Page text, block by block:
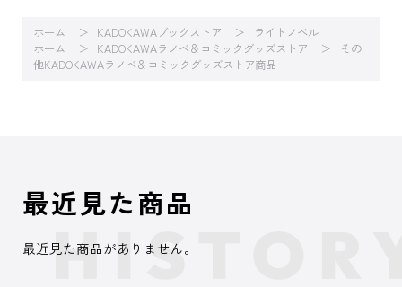
ホーム KADOKAWAブックストア
ライトノベル
ホーム
KADOKAWAラノベ＆コミックグッズストア
その
他KADOKAWAラノベ＆コミックグッズストア商品
最近見た商品
最近見た商品がありません。